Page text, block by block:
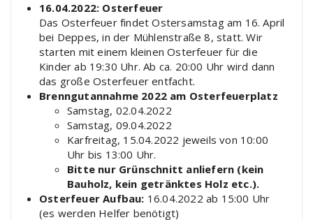
16.04.2022: Osterfeuer
Das Osterfeuer findet Ostersamstag am 16. April
bei Deppes, in der Mühlenstraße 8, statt. Wir
starten mit einem kleinen Osterfeuer für die
Kinder ab 19:30 Uhr. Ab ca. 20:00 Uhr wird dann
das große Osterfeuer entfacht.
Brenngutannahme 2022 am Osterfeuerplatz
Samstag, 02.04.2022
Samstag, 09.04.2022
Karfreitag, 15.04.2022 jeweils von 10:00
Uhr bis 13:00 Uhr.
Bitte nur Grünschnitt anliefern (kein
Bauholz, kein getränktes Holz etc.).
Osterfeuer Aufbau: 16.04.2022 ab 15:00 Uhr
(es werden Helfer benötigt)